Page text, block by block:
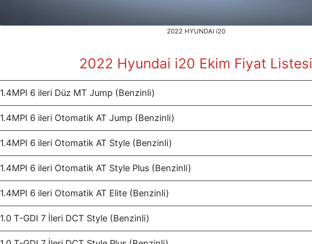
2022 HYUNDAI i20
2022 Hyundai i20 Ekim Fiyat Listesi
1.4MPI 6 ileri Düz MT Jump (Benzinli)
1.4MPI 6 ileri Otomatik AT Jump (Benzinli)
1.4MPI 6 ileri Otomatik AT Style (Benzinli)
1.4MPI 6 ileri Otomatik AT Style Plus (Benzinli)
1.4MPI 6 ileri Otomatik AT Elite (Benzinli)
1.0 T-GDI 7 İleri DCT Style (Benzinli)